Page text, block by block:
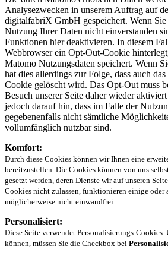
Analysezwecken in unserem Auftrag auf
digitalfabriX GmbH gespeichert. Wenn
Nutzung Ihrer Daten nicht einverstanden
Funktionen hier deaktivieren. In diesem
Webbrowser ein Opt-Out-Cookie
Matomo Nutzungsdaten speichert. Wenn
hat dies allerdings zur Folge, dass auch
Cookie gelöscht wird. Das Opt-Out muss
Besuch unserer Seite daher wieder
jedoch darauf hin, dass im Falle der
gegebenenfalls nicht sämtliche
vollumfänglich nutzbar sind.
Komfort:
Durch diese Cookies können wir Ihnen eine
bereitzustellen. Die Cookies können von uns
gesetzt werden, deren Dienste wir auf unseren
Cookies nicht zulassen, funktionieren einige oder
möglicherweise nicht einwandfrei.
Personalisiert:
Diese Seite verwendet Personalisierungs-Cookies.
können, müssen Sie die Checkbox bei